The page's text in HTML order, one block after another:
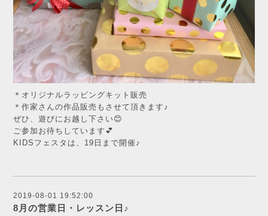
＊オリジナルラッピングキット販売
＊作家さんの作品販売もさせて頂きます♪
ぜひ、遊びにお越し下さい😊
ご参加お待ちしています💕
KIDSフェスタは、19日まで開催♪
2019-08-01 19:52:00
8月の営業日・レッスン日♪